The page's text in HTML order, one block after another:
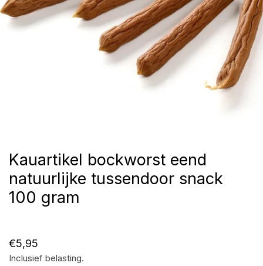
Open media in galerijweergave
Kauartikel bockworst eend
natuurlijke tussendoor snack
100 gram
Normale
prijs
€5,95
Inclusief belasting.